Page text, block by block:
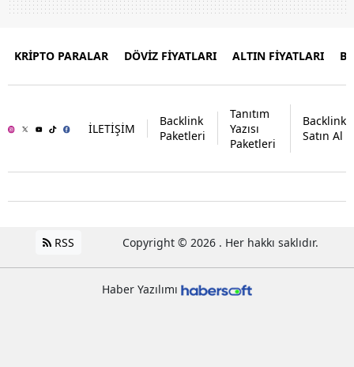
KRİPTO PARALAR DÖVİZ FİYATLARI ALTIN FİYATLARI
İLETİŞİM
Backlink
Paketleri
Tanıtım
Yazısı
Paketleri
Backlink
Satın Al
RSS Copyright © 2026 . Her hakkı saklıdır.
Haber Yazılımı